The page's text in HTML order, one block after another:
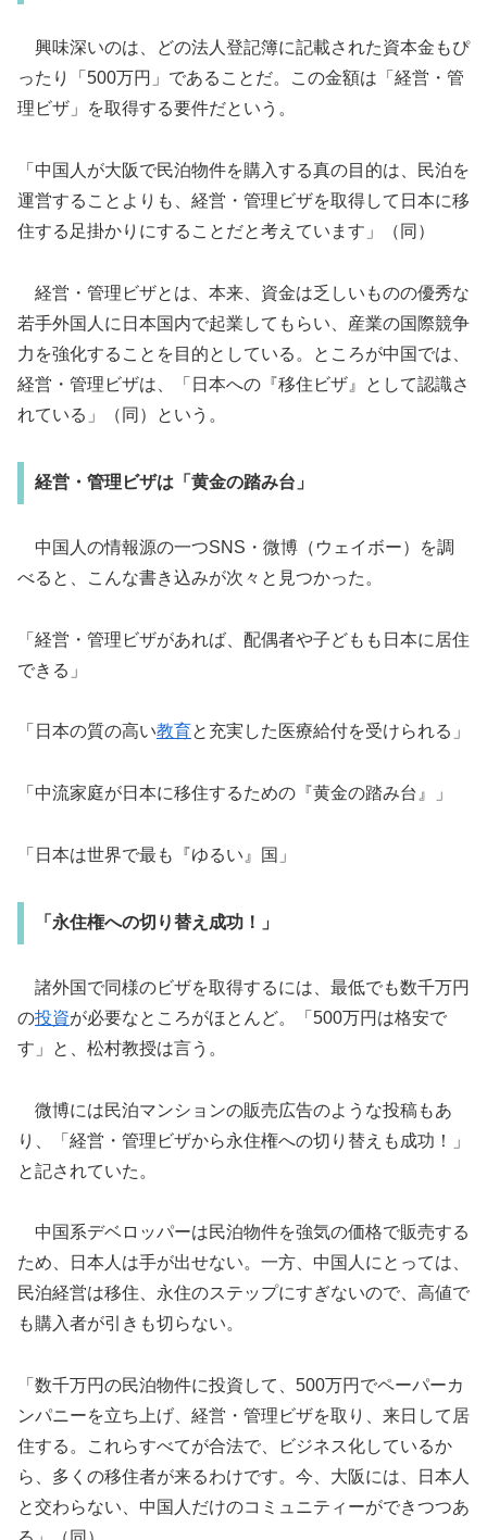
興味深いのは、どの法人登記簿に記載された資本金もぴ
ったり「500万円」であることだ。この金額は「経営・管
理ビザ」を取得する要件だという。
「中国人が大阪で民泊物件を購入する真の目的は、民泊を
運営することよりも、経営・管理ビザを取得して日本に移
住する足掛かりにすることだと考えています」（同）
経営・管理ビザとは、本来、資金は乏しいものの優秀な
若手外国人に日本国内で起業してもらい、産業の国際競争
力を強化することを目的としている。ところが中国では、
経営・管理ビザは、「日本への『移住ビザ』として認識さ
れている」（同）という。
経営・管理ビザは「黄金の踏み台」
中国人の情報源の一つSNS・微博（ウェイボー）を調
べると、こんな書き込みが次々と見つかった。
「経営・管理ビザがあれば、配偶者や子どもも日本に居住
できる」
「日本の質の高い教育と充実した医療給付を受けられる」
「中流家庭が日本に移住するための『黄金の踏み台』」
「日本は世界で最も『ゆるい』国」
「永住権への切り替え成功！」
諸外国で同様のビザを取得するには、最低でも数千万円
の投資が必要なところがほとんど。「500万円は格安で
す」と、松村教授は言う。
微博には民泊マンションの販売広告のような投稿もあ
り、「経営・管理ビザから永住権への切り替えも成功！」
と記されていた。
中国系デベロッパーは民泊物件を強気の価格で販売する
ため、日本人は手が出せない。一方、中国人にとっては、
民泊経営は移住、永住のステップにすぎないので、高値で
も購入者が引きも切らない。
「数千万円の民泊物件に投資して、500万円でペーパーカ
ンパニーを立ち上げ、経営・管理ビザを取り、来日して居
住する。これらすべてが合法で、ビジネス化しているか
ら、多くの移住者が来るわけです。今、大阪には、日本人
と交わらない、中国人だけのコミュニティーができつつあ